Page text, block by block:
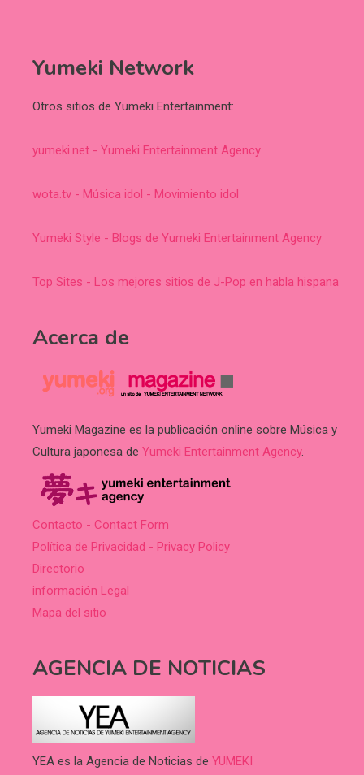
Yumeki Network
Otros sitios de Yumeki Entertainment:
yumeki.net - Yumeki Entertainment Agency
wota.tv - Música idol - Movimiento idol
Yumeki Style - Blogs de Yumeki Entertainment Agency
Top Sites - Los mejores sitios de J-Pop en habla hispana
Acerca de
Yumeki Magazine es la publicación online sobre Música y
Cultura japonesa de Yumeki Entertainment Agency.
Contacto - Contact Form
Política de Privacidad - Privacy Policy
Directorio
información Legal
Mapa del sitio
AGENCIA DE NOTICIAS
YEA es la Agencia de Noticias de YUMEKI